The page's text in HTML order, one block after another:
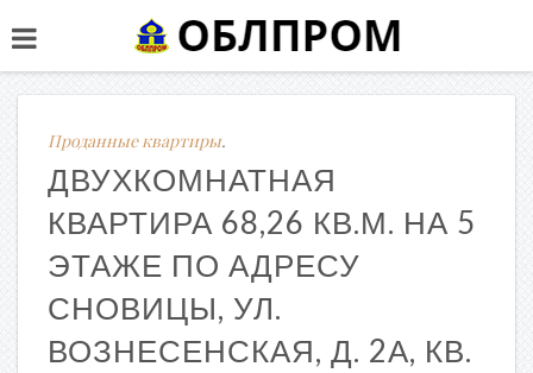
Проданные квартиры.
ДВУХКОМНАТНАЯ
КВАРТИРА 68,26 КВ.М. НА 5
ЭТАЖЕ ПО АДРЕСУ
СНОВИЦЫ, УЛ.
ВОЗНЕСЕНСКАЯ, Д. 2А, КВ.